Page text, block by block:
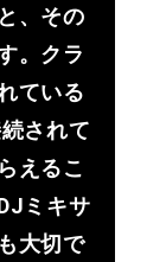
、その
。クラ
ている
されて
えるこ
ミキサ
大切で